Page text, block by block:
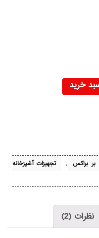
خرید
بر براکس ,
تجهیزات آشپزخانه
نظرات (2)